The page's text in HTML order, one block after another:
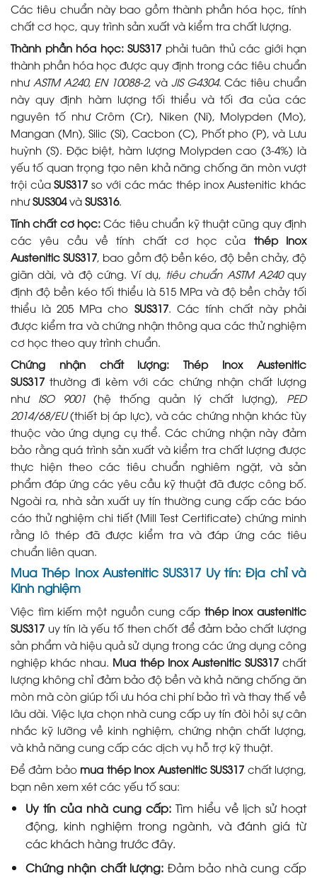
Các tiêu chuẩn này bao gồm thành phần hóa học, tính
chất cơ học, quy trình sản xuất và kiểm tra chất lượng.
Thành phần hóa học: SUS317 phải tuân thủ các giới hạn
thành phần hóa học được quy định trong các tiêu chuẩn
như ASTM A240, EN 10088-2, và JIS G4304. Các tiêu chuẩn
này quy định hàm lượng tối thiểu và tối đa của các
nguyên tố như Crôm (Cr), Niken (Ni), Molypden (Mo),
Mangan (Mn), Silic (Si), Cacbon (C), Phốt pho (P), và Lưu
huỳnh (S). Đặc biệt, hàm lượng Molypden cao (3-4%) là
yếu tố quan trọng tạo nên khả năng chống ăn mòn vượt
trội củaSUS317 so với các mác thép inox Austenitic khác
nhưSUS304và SUS316.
Tính chất cơ học: Các tiêu chuẩn kỹ thuật cũng quy định
các yêu cầu về tính chất cơ học của thép Inox
Austenitic SUS317, bao gồm độ bền kéo, độ bền chảy, độ
giãn dài, và độ cứng. Ví dụ, tiêu chuẩn ASTM A240quy
định độ bền kéo tối thiểu là 515 MPa và độ bền chảy tối
thiểu là 205 MPa cho SUS317. Các tính chất này phải
được kiểm tra và chứng nhận thông qua các thử nghiệm
cơ học theo quy trình chuẩn.
Chứng nhận chất lượng:
Thép Inox Austenitic
SUS317 thường đi kèm với các chứng nhận chất lượng
như ISO 9001(hệ thống quản lý chất lượng), PED
2014/68/EU(thiết bị áp lực), và các chứng nhận khác tùy
thuộc vào ứng dụng cụ thể. Các chứng nhận này đảm
bảo rằng quá trình sản xuất và kiểm tra chất lượng được
thực hiện theo các tiêu chuẩn nghiêm ngặt, và sản
phẩm đáp ứng các yêu cầu kỹ thuật đã được công bố.
Ngoài ra, nhà sản xuất uy tín thường cung cấp các báo
cáo thử nghiệm chi tiết (Mill Test Certificate) chứng minh
rằng lô thép đã được kiểm tra và đáp ứng các tiêu
chuẩn liên quan.
Mua Thép Inox Austenitic SUS317 Uy tín: Địa chỉ và
Kinh nghiệm
Việc tìm kiếm một nguồn cung cấp thép inox austenitic
SUS317 uy tín là yếu tố then chốt để đảm bảo chất lượng
sản phẩm và hiệu quả sử dụng trong các ứng dụng công
nghiệp khác nhau. Mua thép Inox Austenitic SUS317chất
lượng không chỉ đảm bảo độ bền và khả năng chống ăn
mòn mà còn giúp tối ưu hóa chi phí bảo trì và thay thế về
lâu dài. Việc lựa chọn nhà cung cấp uy tín đòi hỏi sự cân
nhắc kỹ lưỡng về kinh nghiệm, chứng nhận chất lượng,
và khả năng cung cấp các dịch vụ hỗ trợ kỹ thuật.
Để đảm bảo mua thép Inox Austenitic SUS317 chất lượng,
bạn nên xem xét các yếu tố sau:
Uy tín của nhà cung cấp:Tìm hiểu về lịch sử hoạt
động, kinh nghiệm trong ngành, và đánh giá từ
các khách hàng trước đây.
Chứng nhận chất lượng: Đảm bảo nhà cung cấp